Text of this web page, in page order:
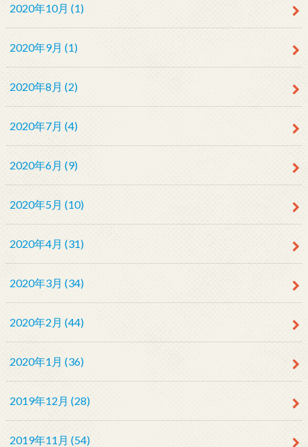
2020年10月 (1)
2020年9月 (1)
2020年8月 (2)
2020年7月 (4)
2020年6月 (9)
2020年5月 (10)
2020年4月 (31)
2020年3月 (34)
2020年2月 (44)
2020年1月 (36)
2019年12月 (28)
2019年11月 (54)